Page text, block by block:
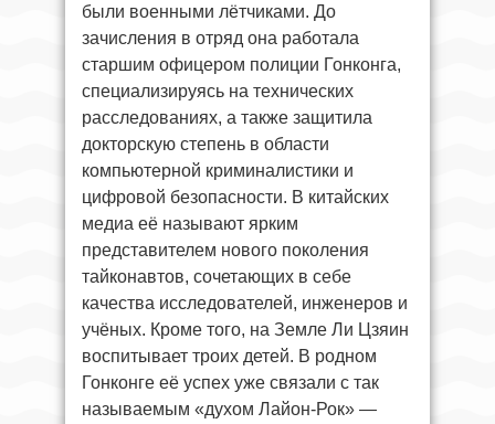
были военными лётчиками. До
зачисления в отряд она работала
старшим офицером полиции Гонконга,
специализируясь на технических
расследованиях, а также защитила
докторскую степень в области
компьютерной криминалистики и
цифровой безопасности. В китайских
медиа её называют ярким
представителем нового поколения
тайконавтов, сочетающих в себе
качества исследователей, инженеров и
учёных. Кроме того, на Земле Ли Цзяин
воспитывает троих детей. В родном
Гонконге её успех уже связали с так
называемым «духом Лайон-Рок» —